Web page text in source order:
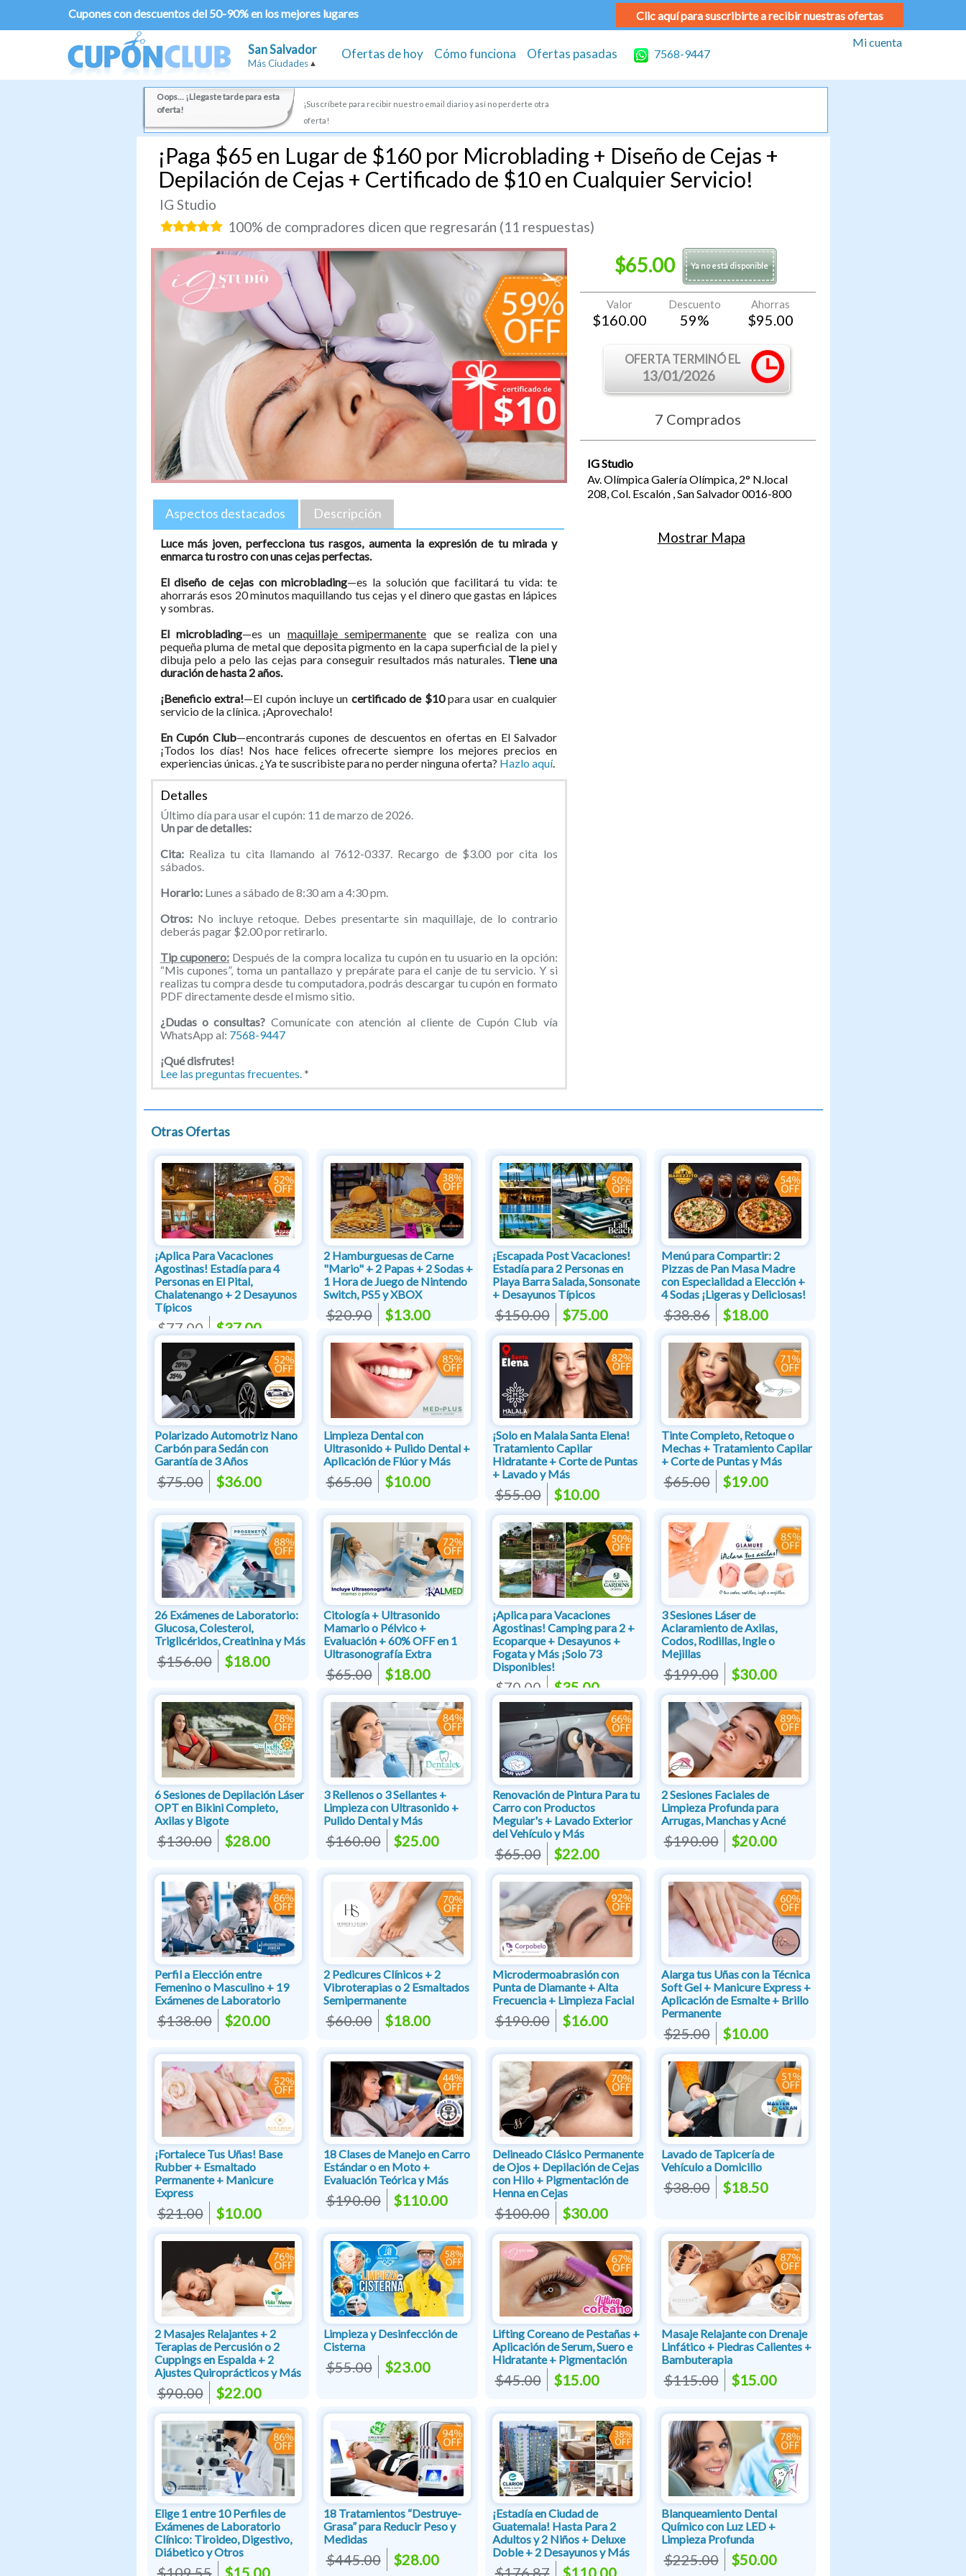
Cupones con descuentos del 50-90% en los mejores lugares Clic aquí para suscribirte a recibir nuestras ofertas
San Salvador
Más Ciudades
Ofertas de hoy Cómo funciona Ofertas pasadas 7568-9447
Mi cuenta
Oops... ¡Llegaste tarde para esta
oferta!
¡Suscríbete para recibir nuestro email diario y así no perderte otra
oferta!
¡Paga $65 en Lugar de $160 por Microblading + Diseño de Cejas +
Depilación de Cejas + Certificado de $10 en Cualquier Servicio!
IG Studio
100% de compradores dicen que regresarán (11 respuestas)
Aspectos destacados Descripción
Luce más joven, perfecciona tus rasgos, aumenta la expresión de tu mirada y
enmarca tu rostro con unas cejas perfectas.
El diseño de cejas con microblading—es la solución que facilitará tu vida: te
ahorrarás esos 20 minutos maquillando tus cejas y el dinero que gastas en lápices
y sombras.
El microblading—es un maquillaje semipermanente que se realiza con una
pequeña pluma de metal que deposita pigmento en la capa superficial de la piel y
dibuja pelo a pelo las cejas para conseguir resultados más naturales. Tiene una
duración de hasta 2 años.
¡Beneficio extra!—El cupón incluye un certificado de $10para usar en cualquier
servicio de la clínica. ¡Aprovechalo!
En Cupón Club—encontrarás cupones de descuentos en ofertas en El Salvador
¡Todos los días! Nos hace felices ofrecerte siempre los mejores precios en
experiencias únicas. ¿Ya te suscribiste para no perder ninguna oferta? Hazlo aquí.
Detalles
Último día para usar el cupón: 11 de marzo de 2026.
Un par de detalles:
Cita: Realiza tu cita llamando al 7612-0337. Recargo de $3.00 por cita los
sábados.
Horario: Lunes a sábado de 8:30 am a 4:30 pm.
Otros: No incluye retoque. Debes presentarte sin maquillaje, de lo contrario
deberás pagar $2.00 por retirarlo.
Tip cuponero: Después de la compra localiza tu cupón en tu usuario en la opción:
“Mis cupones”, toma un pantallazo y prepárate para el canje de tu servicio. Y si
realizas tu compra desde tu computadora, podrás descargar tu cupón en formato
PDF directamente desde el mismo sitio.
¿Dudas o consultas? Comunícate con atención al cliente de Cupón Club vía
WhatsApp al: 7568-9447
¡Qué disfrutes!
Lee las preguntas frecuentes.*
$65.00 Ya no está disponible
Valor
$160.00
Descuento
59%
Ahorras
$95.00
OFERTA TERMINÓ EL
13/01/2026
7 Comprados
IG Studio
Av. Olímpica Galería Olímpica, 2° N.local
208,Col. Escalón,San Salvador0016-800
Mostrar Mapa
Otras Ofertas
¡Aplica Para Vacaciones
Agostinas! Estadía para 4
Personas en El Pital,
Chalatenango + 2 Desayunos
Típicos
$77.00 $37.00
2 Hamburguesas de Carne
"Mario" + 2 Papas + 2 Sodas +
1 Hora de Juego de Nintendo
Switch, PS5 y XBOX
$20.90 $13.00
¡Escapada Post Vacaciones!
Estadía para 2 Personas en
Playa Barra Salada, Sonsonate
+ Desayunos Típicos
$150.00 $75.00
Menú para Compartir: 2
Pizzas de Pan Masa Madre
con Especialidad a Elección +
4 Sodas ¡Ligeras y Deliciosas!
$38.86 $18.00
Polarizado Automotriz Nano
Carbón para Sedán con
Garantía de 3 Años
$75.00 $36.00
Limpieza Dental con
Ultrasonido + Pulido Dental +
Aplicación de Flúor y Más
$65.00 $10.00
¡Solo en Malala Santa Elena!
Tratamiento Capilar
Hidratante + Corte de Puntas
+ Lavado y Más
$55.00 $10.00
Tinte Completo, Retoque o
Mechas + Tratamiento Capilar
+ Corte de Puntas y Más
$65.00 $19.00
26 Exámenes de Laboratorio:
Glucosa, Colesterol,
Triglicéridos, Creatinina y Más
$156.00 $18.00
Citología + Ultrasonido
Mamario o Pélvico +
Evaluación + 60% OFF en 1
Ultrasonografía Extra
$65.00 $18.00
¡Aplica para Vacaciones
Agostinas! Camping para 2 +
Ecoparque + Desayunos +
Fogata y Más ¡Solo 73
Disponibles!
$70.00 $35.00
3 Sesiones Láser de
Aclaramiento de Axilas,
Codos, Rodillas, Ingle o
Mejillas
$199.00 $30.00
6 Sesiones de Depilación Láser
OPT en Bikini Completo,
Axilas y Bigote
$130.00 $28.00
3 Rellenos o 3 Sellantes +
Limpieza con Ultrasonido +
Pulido Dental y Más
$160.00 $25.00
Renovación de Pintura Para tu
Carro con Productos
Meguiar's + Lavado Exterior
del Vehículo y Más
$65.00 $22.00
2 Sesiones Faciales de
Limpieza Profunda para
Arrugas, Manchas y Acné
$190.00 $20.00
Perfil a Elección entre
Femenino o Masculino + 19
Exámenes de Laboratorio
$138.00 $20.00
2 Pedicures Clínicos + 2
Vibroterapias o 2 Esmaltados
Semipermanente
$60.00 $18.00
Microdermoabrasión con
Punta de Diamante + Alta
Frecuencia + Limpieza Facial
$190.00 $16.00
Alarga tus Uñas con la Técnica
Soft Gel + Manicure Express +
Aplicación de Esmalte + Brillo
Permanente
$25.00 $10.00
¡Fortalece Tus Uñas! Base
Rubber + Esmaltado
Permanente + Manicure
Express
$21.00 $10.00
18 Clases de Manejo en Carro
Estándar o en Moto +
Evaluación Teórica y Más
$190.00 $110.00
Delineado Clásico Permanente
de Ojos + Depilación de Cejas
con Hilo + Pigmentación de
Henna en Cejas
$100.00 $30.00
Lavado de Tapicería de
Vehículo a Domicilio
$38.00 $18.50
2 Masajes Relajantes + 2
Terapias de Percusión o 2
Cuppings en Espalda + 2
Ajustes Quiroprácticos y Más
$90.00 $22.00
Limpieza y Desinfección de
Cisterna
$55.00 $23.00
Lifting Coreano de Pestañas +
Aplicación de Serum, Suero e
Hidratante + Pigmentación
$45.00 $15.00
Masaje Relajante con Drenaje
Linfático + Piedras Calientes +
Bambuterapia
$115.00 $15.00
Elige 1 entre 10 Perfiles de
Exámenes de Laboratorio
Clínico: Tiroideo, Digestivo,
Diábetico y Otros
$109.55 $15.00
18 Tratamientos “Destruye-
Grasa” para Reducir Peso y
Medidas
$445.00 $28.00
¡Estadía en Ciudad de
Guatemala! Hasta Para 2
Adultos y 2 Niños + Deluxe
Doble + 2 Desayunos y Más
$176.87 $110.00
Blanqueamiento Dental
Químico con Luz LED +
Limpieza Profunda
$225.00 $50.00